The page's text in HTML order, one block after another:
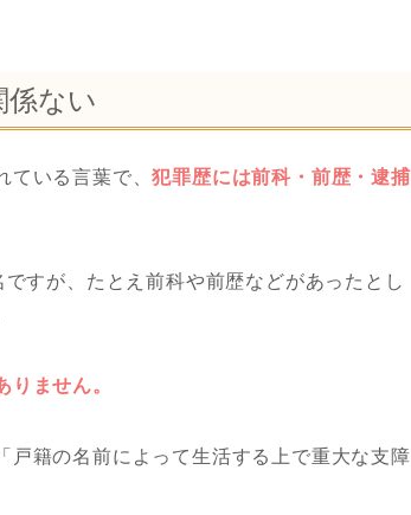
係ない
ている言葉で、犯罪歴には前科・前歴・逮捕
すが、たとえ前科や前歴などがあったとし
ません。
戸籍の名前によって生活する上で重大な支障